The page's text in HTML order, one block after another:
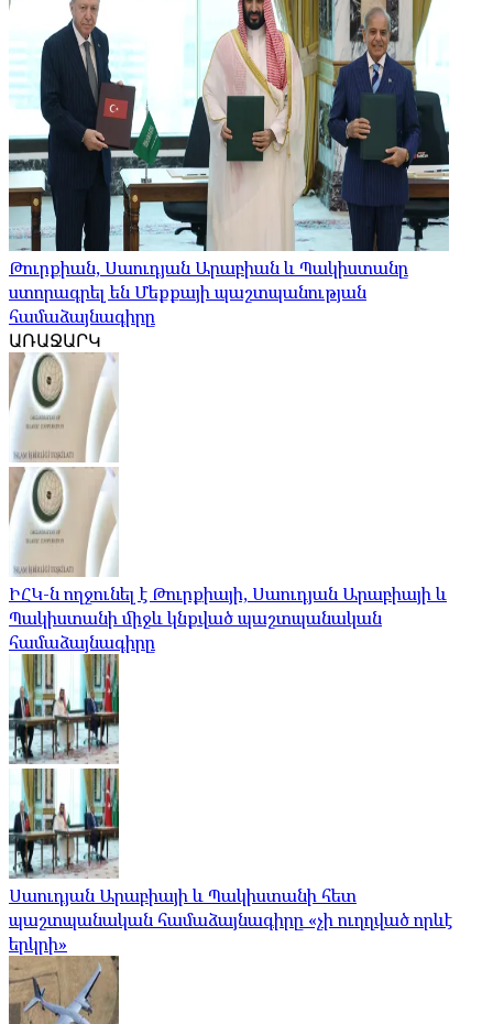
Թուրքիան, Սաուդյան Արաբիան և Պակիստանը
ստորագրել են Մեքքայի պաշտպանության
համաձայնագիրը
ԱՌԱՋԱՐԿ
ԻՀԿ-ն ողջունել է Թուրքիայի, Սաուդյան Արաբիայի և
Պակիստանի միջև կնքված պաշտպանական
համաձայնագիրը
Սաուդյան Արաբիայի և Պակիստանի հետ
պաշտպանական համաձայնագիրը «չի ուղղված որևէ
երկրի»